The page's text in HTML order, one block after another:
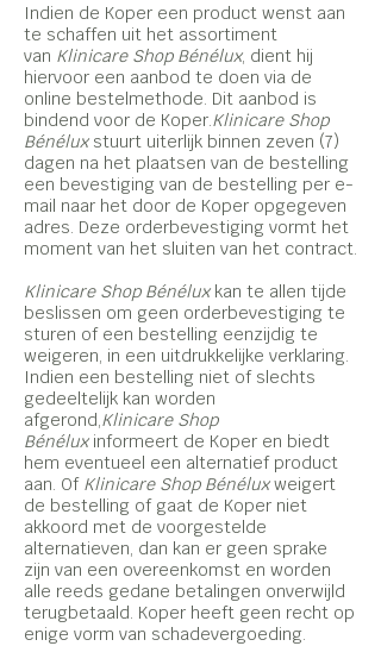
Indien de Koper een product wenst aan
te schaffen uit het assortiment
van Klinicare Shop Bénélux, dient hij
hiervoor een aanbod te doen via de
online bestelmethode. Dit aanbod is
bindend voor de Koper.Klinicare Shop
Bénélux stuurt uiterlijk binnen zeven (7)
dagen na het plaatsen van de bestelling
een bevestiging van de bestelling per e-
mail naar het door de Koper opgegeven
adres. Deze orderbevestiging vormt het
moment van het sluiten van het contract.
Klinicare Shop Bénélux kan te allen tijde
beslissen om geen orderbevestiging te
sturen of een bestelling eenzijdig te
weigeren, in een uitdrukkelijke verklaring.
Indien een bestelling niet of slechts
gedeeltelijk kan worden
afgerond,Klinicare Shop
Bénélux informeert de Koper en biedt
hem eventueel een alternatief product
aan. Of Klinicare Shop Bénéluxweigert
de bestelling of gaat de Koper niet
akkoord met de voorgestelde
alternatieven, dan kan er geen sprake
zijn van een overeenkomst en worden
alle reeds gedane betalingen onverwijld
terugbetaald. Koper heeft geen recht op
enige vorm van schadevergoeding.